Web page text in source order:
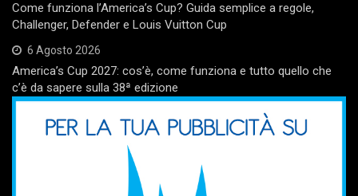
Come funziona l’America’s Cup? Guida semplice a regole,
Challenger, Defender e Louis Vuitton Cup
6 Agosto 2026
America’s Cup 2027: cos’è, come funziona e tutto quello che
c’è da sapere sulla 38ª edizione